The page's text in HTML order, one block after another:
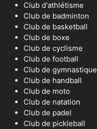
Club d'athlétisme
Club de badminton
Club de basketball
Club de boxe
Club de cyclisme
Club de football
Club de gymnastique
Club de handball
Club de moto
Club de natation
Club de padel
Club de pickleball